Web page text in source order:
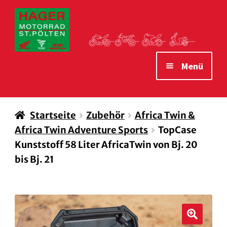
Zur
Navigation
springen
Zum
Inhalt
springen
Menü
STARTSEITE
MOTORRÄDER
VERLEIH MOTORRÄDER
ZUBEHÖR
ÖFFNUNGSZEITEN
Startseite Zubehör
Africa Twin &
Africa Twin Adventure Sports
TopCase
Kunststoff 58 Liter AfricaTwin von Bj. 20
bis Bj. 21